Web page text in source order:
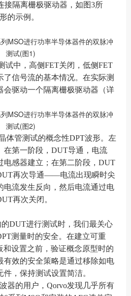
接隔离栅极驱动器，如图3所
的示例。
试中，高侧FET关闭，低侧FET
了信号流的基本情况。在实际测
会驱动一个隔离栅极驱动器（详
体管测试的概念性DPT波形。左
在第一阶段，DUT导通，电流
电感器建立；在第二阶段，DUT
再次导通——电流出现瞬时尖
电流发生反向，然后电流通过电
再次关闭。
DUT进行测试时，我们最关心
测量时的安全。在建立可重
和设置之前，验证概念原型时的
有效的安全策略是通过移除如电
，保持测试设置简洁。
器的用户，Qorvo发现几乎所有